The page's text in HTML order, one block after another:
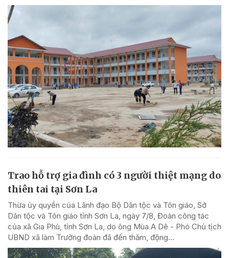
Trao hỗ trợ gia đình có 3 người thiệt mạng do
thiên tai tại Sơn La
Thừa ủy quyền của Lãnh đạo Bộ Dân tộc và Tôn giáo, Sở
Dân tộc và Tôn giáo tỉnh Sơn La, ngày 7/8, Đoàn công tác
của xã Gia Phù, tỉnh Sơn La, do ông Mùa A Dê - Phó Chủ tịch
UBND xã làm Trưởng đoàn đã đến thăm, động...